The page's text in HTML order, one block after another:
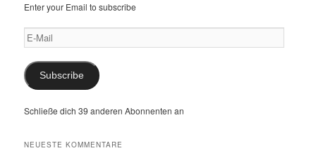
Enter your Email to subscribe
E-
Mail
Subscribe
Schließe dich 39 anderen Abonnenten an
NEUESTE KOMMENTARE